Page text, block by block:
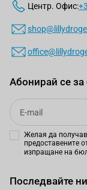
Центр. Офис:
Абонирай се
Email
Желая да
предоставените
изпращане на
Последвайте